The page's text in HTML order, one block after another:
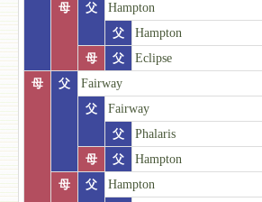
母
父
Hampton
父
Hampton
母
父
Eclipse
母
父
Fairway
父
Fairway
父
Phalaris
母
父
Hampton
母
父
Hampton